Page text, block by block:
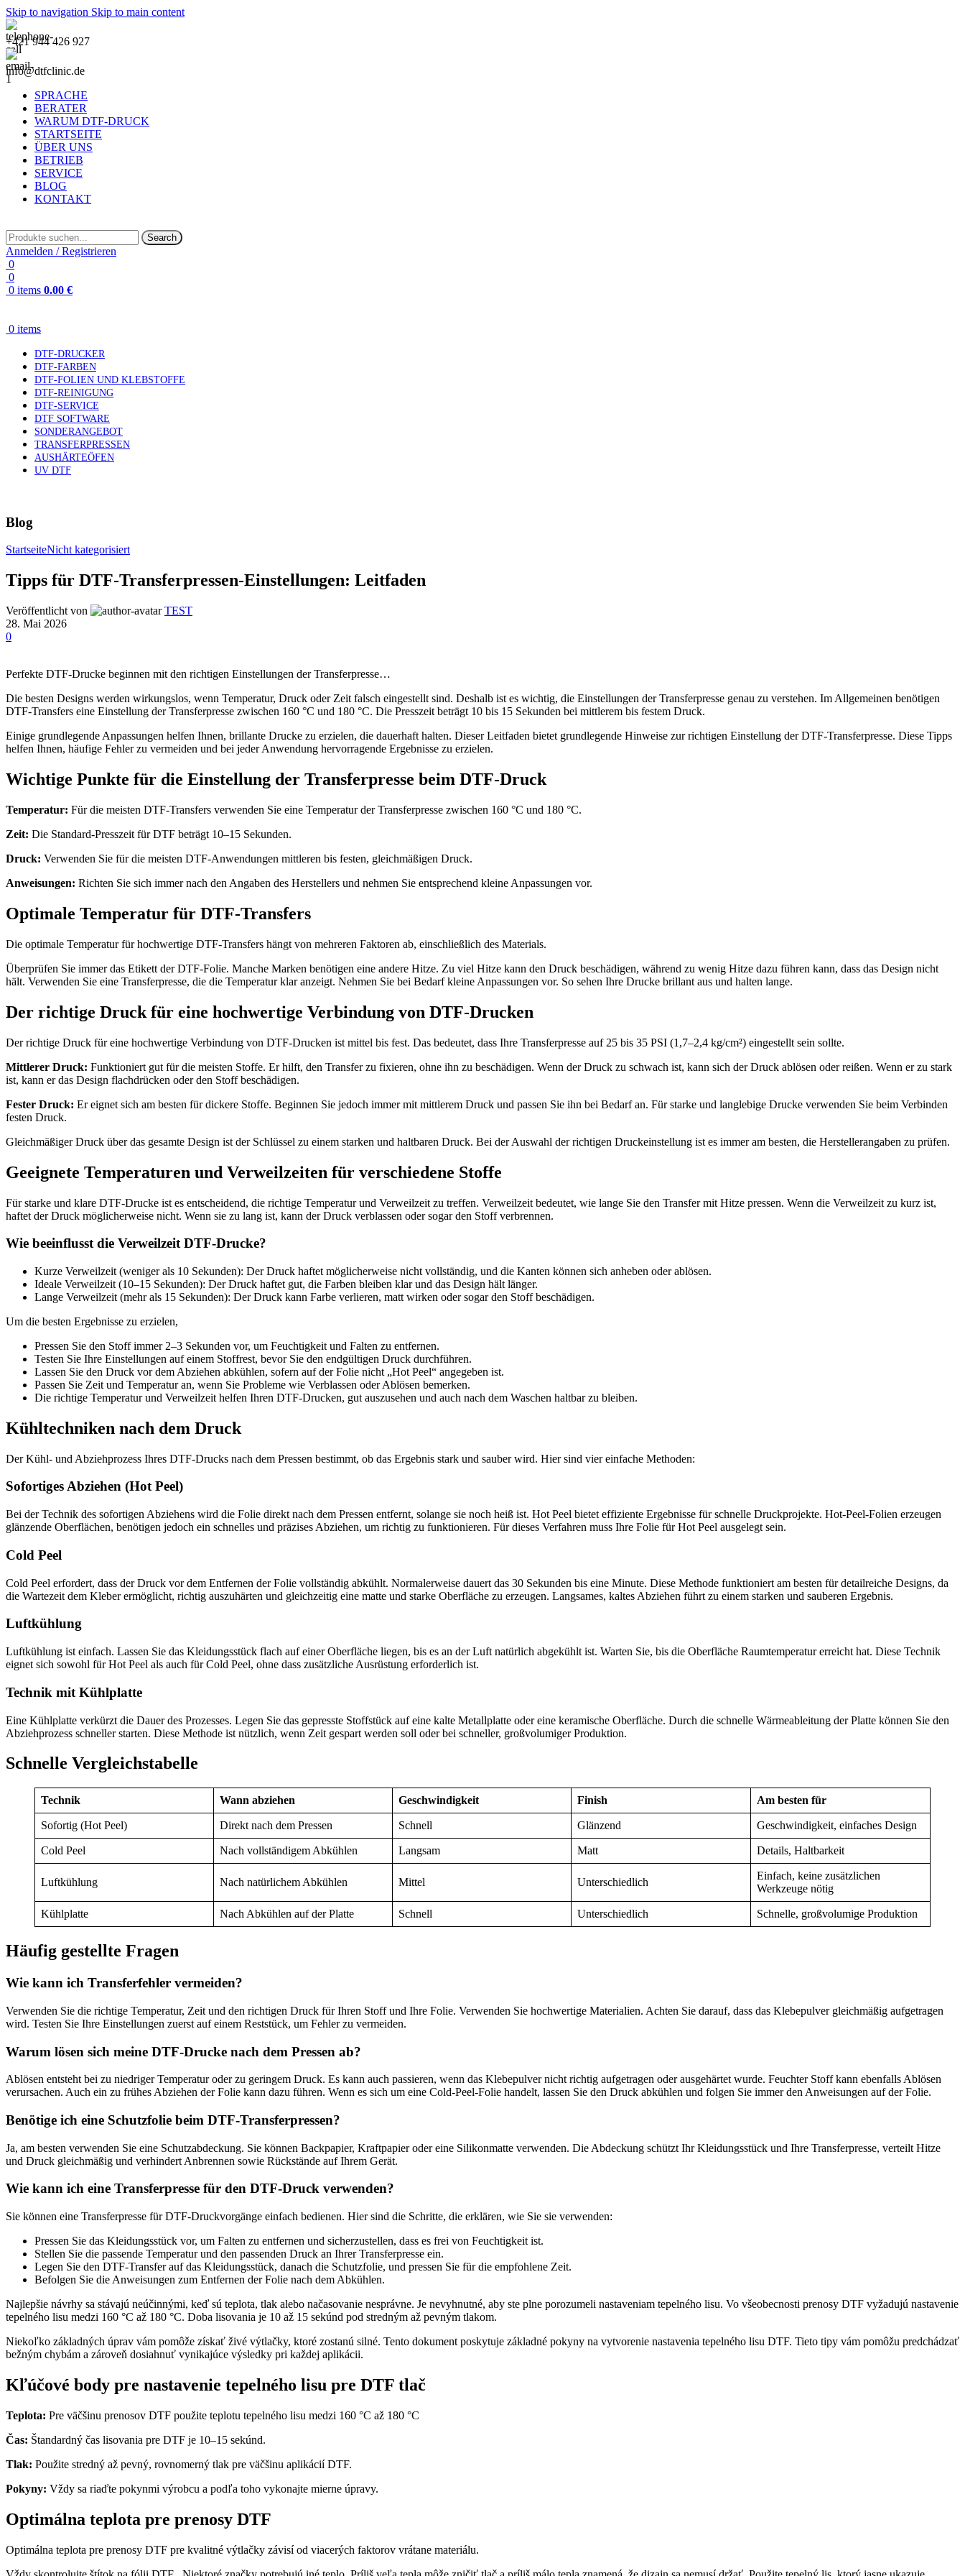
Skip to navigation Skip to main content
+421 944 426 927
info@dtfclinic.de
SPRACHE
BERATER
WARUM DTF-DRUCK
STARTSEITE
ÜBER UNS
BETRIEB
SERVICE
BLOG
KONTAKT
Search
Anmelden / Registrieren
0
0
0 items 0.00 €
0 items
DTF-DRUCKER
DTF-FARBEN
DTF-FOLIEN UND KLEBSTOFFE
DTF-REINIGUNG
DTF-SERVICE
DTF SOFTWARE
SONDERANGEBOT
TRANSFERPRESSEN
AUSHÄRTEÖFEN
UV DTF
Blog
StartseiteNicht kategorisiert
Tipps für DTF-Transferpressen-Einstellungen: Leitfaden
Veröffentlicht von
TEST
28. Mai 2026
0
Perfekte DTF-Drucke beginnen mit den richtigen Einstellungen der Transferpresse…
Die besten Designs werden wirkungslos, wenn Temperatur, Druck oder Zeit falsch eingestellt sind. Deshalb ist es wichtig, die Einstellungen der Transferpresse genau zu verstehen. Im Allgemeinen benötigen
DTF-Transfers eine Einstellung der Transferpresse zwischen 160 °C und 180 °C. Die Presszeit beträgt 10 bis 15 Sekunden bei mittlerem bis festem Druck.
Einige grundlegende Anpassungen helfen Ihnen, brillante Drucke zu erzielen, die dauerhaft halten. Dieser Leitfaden bietet grundlegende Hinweise zur richtigen Einstellung der DTF-Transferpresse. Diese Tipps
helfen Ihnen, häufige Fehler zu vermeiden und bei jeder Anwendung hervorragende Ergebnisse zu erzielen.
Wichtige Punkte für die Einstellung der Transferpresse beim DTF-Druck
Temperatur: Für die meisten DTF-Transfers verwenden Sie eine Temperatur der Transferpresse zwischen 160 °C und 180 °C.
Zeit: Die Standard-Presszeit für DTF beträgt 10–15 Sekunden.
Druck: Verwenden Sie für die meisten DTF-Anwendungen mittleren bis festen, gleichmäßigen Druck.
Anweisungen: Richten Sie sich immer nach den Angaben des Herstellers und nehmen Sie entsprechend kleine Anpassungen vor.
Optimale Temperatur für DTF-Transfers
Die optimale Temperatur für hochwertige DTF-Transfers hängt von mehreren Faktoren ab, einschließlich des Materials.
Überprüfen Sie immer das Etikett der DTF-Folie. Manche Marken benötigen eine andere Hitze. Zu viel Hitze kann den Druck beschädigen, während zu wenig Hitze dazu führen kann, dass das Design nicht
hält. Verwenden Sie eine Transferpresse, die die Temperatur klar anzeigt. Nehmen Sie bei Bedarf kleine Anpassungen vor. So sehen Ihre Drucke brillant aus und halten lange.
Der richtige Druck für eine hochwertige Verbindung von DTF-Drucken
Der richtige Druck für eine hochwertige Verbindung von DTF-Drucken ist mittel bis fest. Das bedeutet, dass Ihre Transferpresse auf 25 bis 35 PSI (1,7–2,4 kg/cm²) eingestellt sein sollte.
Mittlerer Druck: Funktioniert gut für die meisten Stoffe. Er hilft, den Transfer zu fixieren, ohne ihn zu beschädigen. Wenn der Druck zu schwach ist, kann sich der Druck ablösen oder reißen. Wenn er zu stark
ist, kann er das Design flachdrücken oder den Stoff beschädigen.
Fester Druck: Er eignet sich am besten für dickere Stoffe. Beginnen Sie jedoch immer mit mittlerem Druck und passen Sie ihn bei Bedarf an. Für starke und langlebige Drucke verwenden Sie beim Verbinden
festen Druck.
Gleichmäßiger Druck über das gesamte Design ist der Schlüssel zu einem starken und haltbaren Druck. Bei der Auswahl der richtigen Druckeinstellung ist es immer am besten, die Herstellerangaben zu prüfen.
Geeignete Temperaturen und Verweilzeiten für verschiedene Stoffe
Für starke und klare DTF-Drucke ist es entscheidend, die richtige Temperatur und Verweilzeit zu treffen. Verweilzeit bedeutet, wie lange Sie den Transfer mit Hitze pressen. Wenn die Verweilzeit zu kurz ist,
haftet der Druck möglicherweise nicht. Wenn sie zu lang ist, kann der Druck verblassen oder sogar den Stoff verbrennen.
Wie beeinflusst die Verweilzeit DTF-Drucke?
Kurze Verweilzeit (weniger als 10 Sekunden): Der Druck haftet möglicherweise nicht vollständig, und die Kanten können sich anheben oder ablösen.
Ideale Verweilzeit (10–15 Sekunden): Der Druck haftet gut, die Farben bleiben klar und das Design hält länger.
Lange Verweilzeit (mehr als 15 Sekunden): Der Druck kann Farbe verlieren, matt wirken oder sogar den Stoff beschädigen.
Um die besten Ergebnisse zu erzielen,
Pressen Sie den Stoff immer 2–3 Sekunden vor, um Feuchtigkeit und Falten zu entfernen.
Testen Sie Ihre Einstellungen auf einem Stoffrest, bevor Sie den endgültigen Druck durchführen.
Lassen Sie den Druck vor dem Abziehen abkühlen, sofern auf der Folie nicht „Hot Peel“ angegeben ist.
Passen Sie Zeit und Temperatur an, wenn Sie Probleme wie Verblassen oder Ablösen bemerken.
Die richtige Temperatur und Verweilzeit helfen Ihren DTF-Drucken, gut auszusehen und auch nach dem Waschen haltbar zu bleiben.
Kühltechniken nach dem Druck
Der Kühl- und Abziehprozess Ihres DTF-Drucks nach dem Pressen bestimmt, ob das Ergebnis stark und sauber wird. Hier sind vier einfache Methoden:
Sofortiges Abziehen (Hot Peel)
Bei der Technik des sofortigen Abziehens wird die Folie direkt nach dem Pressen entfernt, solange sie noch heiß ist. Hot Peel bietet effiziente Ergebnisse für schnelle Druckprojekte. Hot-Peel-Folien erzeugen
glänzende Oberflächen, benötigen jedoch ein schnelles und präzises Abziehen, um richtig zu funktionieren. Für dieses Verfahren muss Ihre Folie für Hot Peel ausgelegt sein.
Cold Peel
Cold Peel erfordert, dass der Druck vor dem Entfernen der Folie vollständig abkühlt. Normalerweise dauert das 30 Sekunden bis eine Minute. Diese Methode funktioniert am besten für detailreiche Designs, da
die Wartezeit dem Kleber ermöglicht, richtig auszuhärten und gleichzeitig eine matte und starke Oberfläche zu erzeugen. Langsames, kaltes Abziehen führt zu einem starken und sauberen Ergebnis.
Luftkühlung
Luftkühlung ist einfach. Lassen Sie das Kleidungsstück flach auf einer Oberfläche liegen, bis es an der Luft natürlich abgekühlt ist. Warten Sie, bis die Oberfläche Raumtemperatur erreicht hat. Diese Technik
eignet sich sowohl für Hot Peel als auch für Cold Peel, ohne dass zusätzliche Ausrüstung erforderlich ist.
Technik mit Kühlplatte
Eine Kühlplatte verkürzt die Dauer des Prozesses. Legen Sie das gepresste Stoffstück auf eine kalte Metallplatte oder eine keramische Oberfläche. Durch die schnelle Wärmeableitung der Platte können Sie den
Abziehprozess schneller starten. Diese Methode ist nützlich, wenn Zeit gespart werden soll oder bei schneller, großvolumiger Produktion.
Schnelle Vergleichstabelle
Technik Wann abziehen Geschwindigkeit Finish Am besten für
Sofortig (Hot Peel) Direkt nach dem Pressen Schnell Glänzend Geschwindigkeit, einfaches Design
Cold Peel Nach vollständigem Abkühlen Langsam Matt Details, Haltbarkeit
Luftkühlung Nach natürlichem Abkühlen Mittel Unterschiedlich
Einfach, keine zusätzlichen
Werkzeuge nötig
Kühlplatte Nach Abkühlen auf der Platte Schnell Unterschiedlich Schnelle, großvolumige Produktion
Häufig gestellte Fragen
Wie kann ich Transferfehler vermeiden?
Verwenden Sie die richtige Temperatur, Zeit und den richtigen Druck für Ihren Stoff und Ihre Folie. Verwenden Sie hochwertige Materialien. Achten Sie darauf, dass das Klebepulver gleichmäßig aufgetragen
wird. Testen Sie Ihre Einstellungen zuerst auf einem Reststück, um Fehler zu vermeiden.
Warum lösen sich meine DTF-Drucke nach dem Pressen ab?
Ablösen entsteht bei zu niedriger Temperatur oder zu geringem Druck. Es kann auch passieren, wenn das Klebepulver nicht richtig aufgetragen oder ausgehärtet wurde. Feuchter Stoff kann ebenfalls Ablösen
verursachen. Auch ein zu frühes Abziehen der Folie kann dazu führen. Wenn es sich um eine Cold-Peel-Folie handelt, lassen Sie den Druck abkühlen und folgen Sie immer den Anweisungen auf der Folie.
Benötige ich eine Schutzfolie beim DTF-Transferpressen?
Ja, am besten verwenden Sie eine Schutzabdeckung. Sie können Backpapier, Kraftpapier oder eine Silikonmatte verwenden. Die Abdeckung schützt Ihr Kleidungsstück und Ihre Transferpresse, verteilt Hitze
und Druck gleichmäßig und verhindert Anbrennen sowie Rückstände auf Ihrem Gerät.
Wie kann ich eine Transferpresse für den DTF-Druck verwenden?
Sie können eine Transferpresse für DTF-Druckvorgänge einfach bedienen. Hier sind die Schritte, die erklären, wie Sie sie verwenden:
Pressen Sie das Kleidungsstück vor, um Falten zu entfernen und sicherzustellen, dass es frei von Feuchtigkeit ist.
Stellen Sie die passende Temperatur und den passenden Druck an Ihrer Transferpresse ein.
Legen Sie den DTF-Transfer auf das Kleidungsstück, danach die Schutzfolie, und pressen Sie für die empfohlene Zeit.
Befolgen Sie die Anweisungen zum Entfernen der Folie nach dem Abkühlen.
Najlepšie návrhy sa stávajú neúčinnými, keď sú teplota, tlak alebo načasovanie nesprávne. Je nevyhnutné, aby ste plne porozumeli nastaveniam tepelného lisu. Vo všeobecnosti prenosy DTF vyžadujú nastavenie
tepelného lisu medzi 160 °C až 180 °C. Doba lisovania je 10 až 15 sekúnd pod stredným až pevným tlakom.
Niekoľko základných úprav vám pomôže získať živé výtlačky, ktoré zostanú silné. Tento dokument poskytuje základné pokyny na vytvorenie nastavenia tepelného lisu DTF. Tieto tipy vám pomôžu predchádzať
bežným chybám a zároveň dosiahnuť vynikajúce výsledky pri každej aplikácii.
Kľúčové body pre nastavenie tepelného lisu pre DTF tlač
Teplota: Pre väčšinu prenosov DTF použite teplotu tepelného lisu medzi 160 °C až 180 °C
Čas: Štandardný čas lisovania pre DTF je 10–15 sekúnd.
Tlak: Použite stredný až pevný, rovnomerný tlak pre väčšinu aplikácií DTF.
Pokyny: Vždy sa riaďte pokynmi výrobcu a podľa toho vykonajte mierne úpravy.
Optimálna teplota pre prenosy DTF
Optimálna teplota pre prenosy DTF pre kvalitné výtlačky závisí od viacerých faktorov vrátane materiálu.